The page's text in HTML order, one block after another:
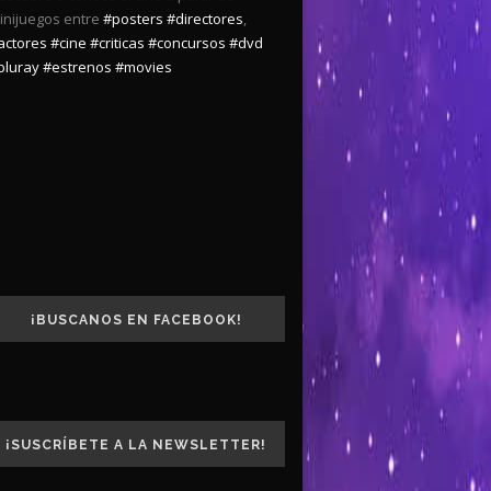
entre #posters #directores,
#cine #criticas #concursos #dvd
#estrenos #movies
¡BUSCANOS EN FACEBOOK!
¡SUSCRÍBETE A LA NEWSLETTER!